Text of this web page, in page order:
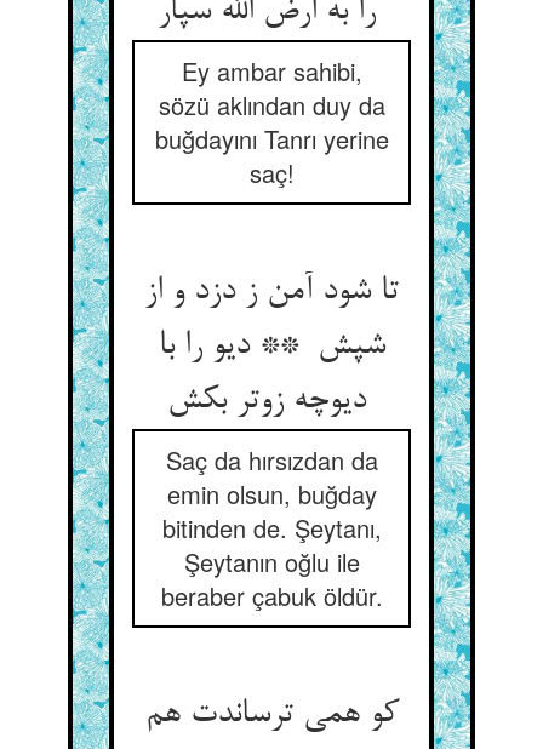
Ey ambar sahibi,
sözü aklından duy da
buğdayını Tanrı yerine
saç!
تا شود آمن ز دزد و از
شپش ** دیو را با
دیوچه زوتر بکش
Saç da hırsızdan da
emin olsun, buğday
bitinden de. Şeytanı,
Şeytanın oğlu ile
beraber çabuk öldür.
کو همی ترساندت هم